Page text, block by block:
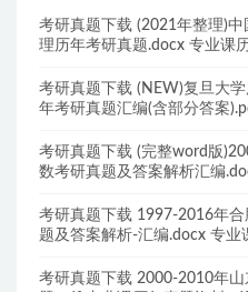
考研真题下载 (2021年整理)
理历年考研真题.docx 专业课
考研真题下载 (NEW)复旦大
年考研真题汇编(含部分答案
考研真题下载 (完整word版
数考研真题及答案解析汇编
考研真题下载 1997-2016年
题及答案解析-汇编.docx 专
考研真题下载 2000-2010年